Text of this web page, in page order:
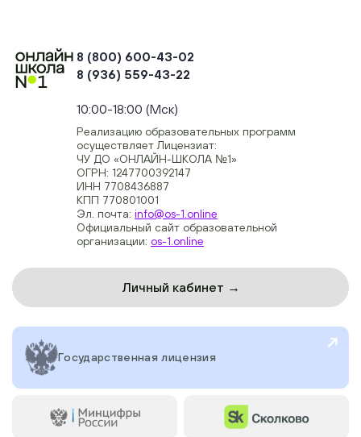
8 (800) 600-43-02
8 (936) 559-43-22
10:00-18:00 (Мск)
Реализацию образовательных программ
осуществляет Лицензиат:
ЧУ ДО «ОНЛАЙН-ШКОЛА №1»
ОГРН: 1247700392147
ИНН 7708436887
КПП 770801001
Эл. почта: info@os-1.online
Официальный сайт образовательной
организации: os-1.online
Личный кабинет →
Государственная лицензия